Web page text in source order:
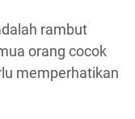
rambut
orang cocok
memperhatikan